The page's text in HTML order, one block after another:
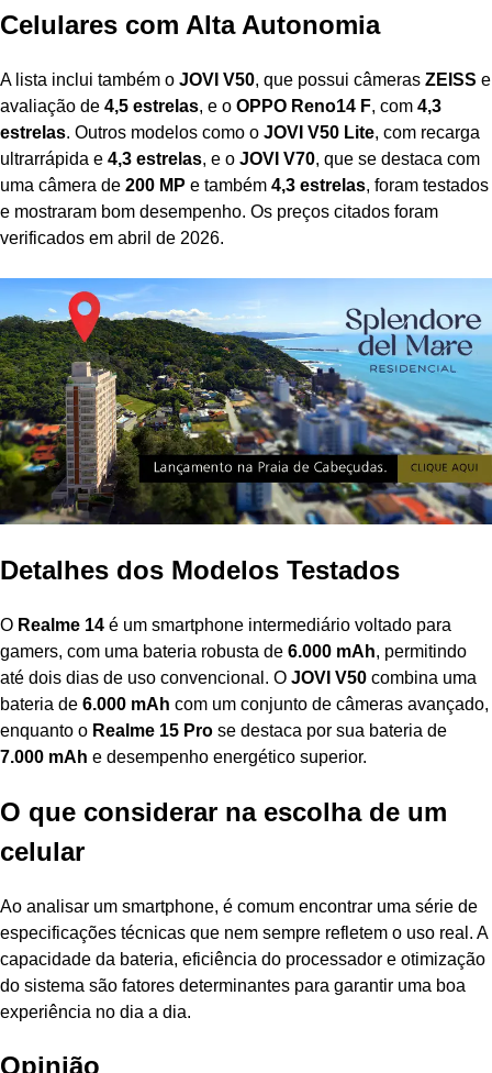
Celulares com Alta Autonomia
A lista inclui também o JOVI V50, que possui câmeras ZEISS e
avaliação de 4,5 estrelas, e o OPPO Reno14 F, com 4,3
estrelas. Outros modelos como o JOVI V50 Lite, com recarga
ultrarrápida e 4,3 estrelas, e o JOVI V70, que se destaca com
uma câmera de 200 MP e também 4,3 estrelas, foram testados
e mostraram bom desempenho. Os preços citados foram
verificados em abril de 2026.
Detalhes dos Modelos Testados
O Realme 14 é um smartphone intermediário voltado para
gamers, com uma bateria robusta de 6.000 mAh, permitindo
até dois dias de uso convencional. O JOVI V50 combina uma
bateria de 6.000 mAh com um conjunto de câmeras avançado,
enquanto o Realme 15 Pro se destaca por sua bateria de
7.000 mAh e desempenho energético superior.
O que considerar na escolha de um
celular
Ao analisar um smartphone, é comum encontrar uma série de
especificações técnicas que nem sempre refletem o uso real. A
capacidade da bateria, eficiência do processador e otimização
do sistema são fatores determinantes para garantir uma boa
experiência no dia a dia.
Opinião